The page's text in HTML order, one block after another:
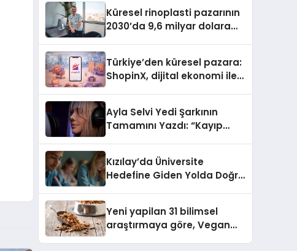
Küresel rinoplasti pazarının
2030’da 9,6 milyar dolara
Türkiye’den küresel pazara:
ShopinX, dijital ekonomi ile
Ayla Selvi Yedi Şarkının
Tamamını Yazdı: “Kayıp
Kızılay’da Üniversite
Hedefine Giden Yolda Doğru
Yeni yapilan 31 bilimsel
araştırmaya göre, Vegan